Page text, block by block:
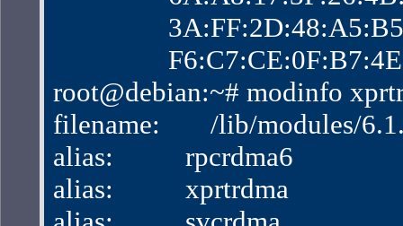
root@debian:~# modinfo
filename:       /lib/modules/
alias:          rpcrdma6
alias:          xprtrdma